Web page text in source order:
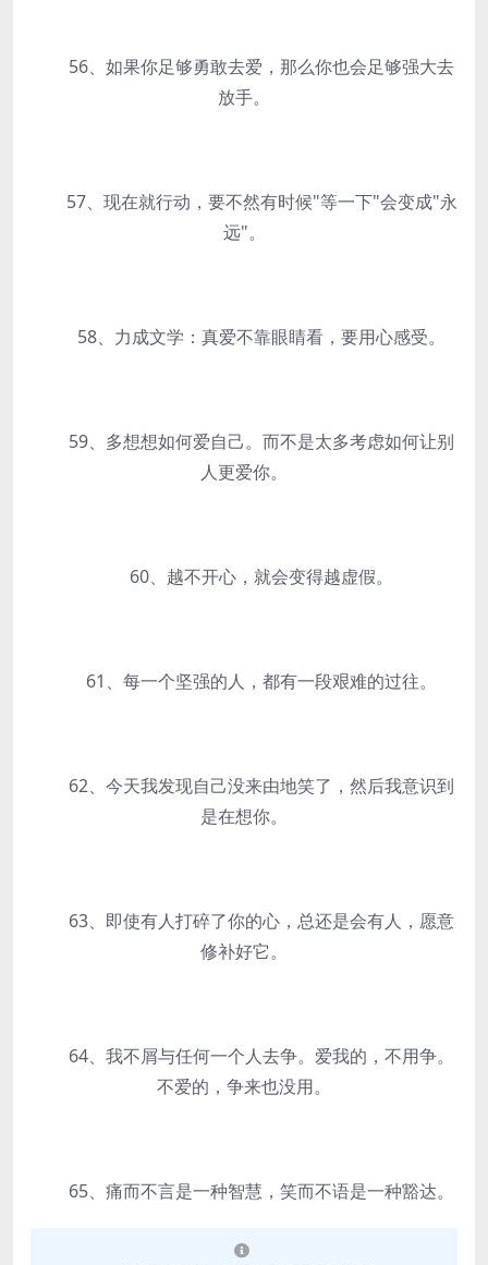
56、如果你足够勇敢去爱，那么你也会足够强大去
放手。
57、现在就行动，要不然有时候"等一下"会变成"永
远"。
58、力成文学：真爱不靠眼睛看，要用心感受。
59、多想想如何爱自己。而不是太多考虑如何让别
人更爱你。
60、越不开心，就会变得越虚假。
61、每一个坚强的人，都有一段艰难的过往。
62、今天我发现自己没来由地笑了，然后我意识到
是在想你。
63、即使有人打碎了你的心，总还是会有人，愿意
修补好它。
64、我不屑与任何一个人去争。爱我的，不用争。
不爱的，争来也没用。
65、痛而不言是一种智慧，笑而不语是一种豁达。